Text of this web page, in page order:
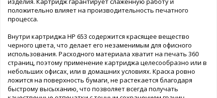
положительно влияет на производительность печатного
процесса.
Внутри картриджа HP 653 содержится красящее вещество
черного цвета, что делает его незаменимым для офисного
использования. Расходного материала хватит на печать 360
страниц, поэтому применение картриджа целесообразно или в
небольших офисах, или в домашних условиях. Краска ровно
ложится на поверхность бумаги, не растекается благодаря
быстрому высыханию, что позволяет всегда получать